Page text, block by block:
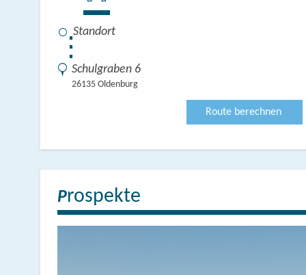
⋮
Schulgraben 6
26135 Oldenburg
Route berechnen
Prospekte